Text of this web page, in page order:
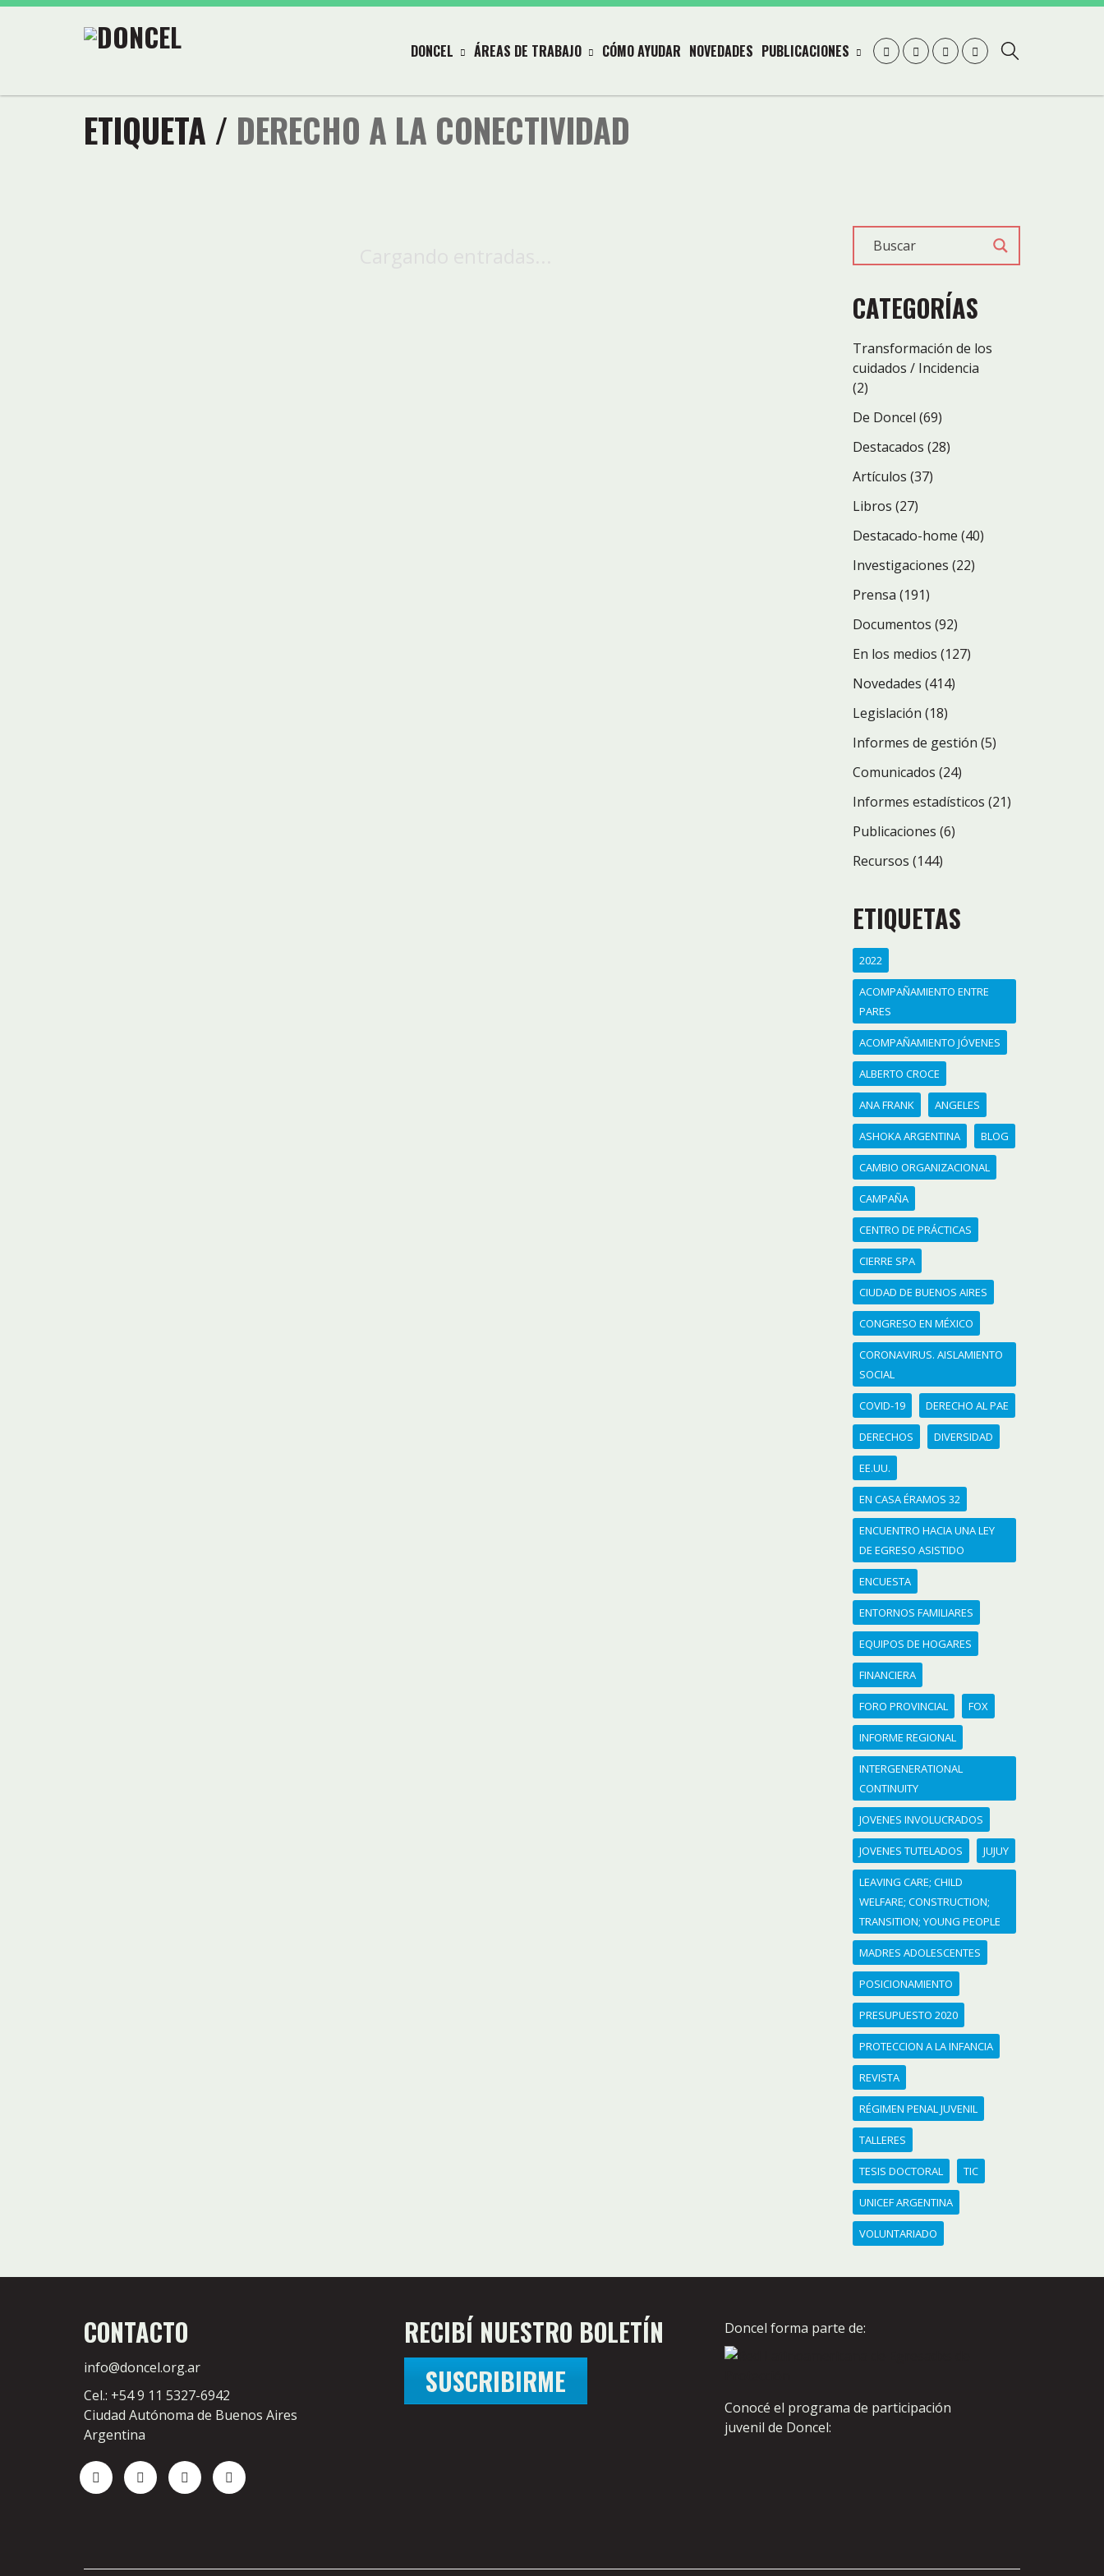
DONCEL ÁREAS DE TRABAJO CÓMO AYUDAR NOVEDADES PUBLICACIONES
ETIQUETA / DERECHO A LA CONECTIVIDAD
CATEGORÍAS
Transformación de los
cuidados / Incidencia
(2)
De Doncel (69)
Destacados (28)
Artículos (37)
Libros (27)
Destacado-home (40)
Investigaciones (22)
Prensa (191)
Documentos (92)
En los medios (127)
Novedades (414)
Legislación (18)
Informes de gestión (5)
Comunicados (24)
Informes estadísticos (21)
Publicaciones (6)
Recursos (144)
ETIQUETAS
2022
ACOMPAÑAMIENTO ENTRE
PARES
ACOMPAÑAMIENTO JÓVENES
ALBERTO CROCE
ANA FRANK ANGELES
ASHOKA ARGENTINA BLOG
CAMBIO ORGANIZACIONAL
CAMPAÑA
CENTRO DE PRÁCTICAS
CIERRE SPA
CIUDAD DE BUENOS AIRES
CONGRESO EN MÉXICO
CORONAVIRUS. AISLAMIENTO
SOCIAL
COVID-19 DERECHO AL PAE
DERECHOS DIVERSIDAD
EE.UU.
EN CASA ÉRAMOS 32
ENCUENTRO HACIA UNA LEY
DE EGRESO ASISTIDO
ENCUESTA
ENTORNOS FAMILIARES
EQUIPOS DE HOGARES
FINANCIERA
FORO PROVINCIAL FOX
INFORME REGIONAL
INTERGENERATIONAL
CONTINUITY
JOVENES INVOLUCRADOS
JOVENES TUTELADOS JUJUY
LEAVING CARE; CHILD
WELFARE; CONSTRUCTION;
TRANSITION; YOUNG PEOPLE
MADRES ADOLESCENTES
POSICIONAMIENTO
PRESUPUESTO 2020
PROTECCION A LA INFANCIA
REVISTA
RÉGIMEN PENAL JUVENIL
TALLERES
TESIS DOCTORAL TIC
UNICEF ARGENTINA
VOLUNTARIADO
CONTACTO
info@doncel.org.ar
Cel.: +54 9 11 5327-6942
Ciudad Autónoma de Buenos Aires
Argentina
RECIBÍ NUESTRO BOLETÍN
SUSCRIBIRME
Doncel forma parte de:
Conocé el programa de participación
juvenil de Doncel: